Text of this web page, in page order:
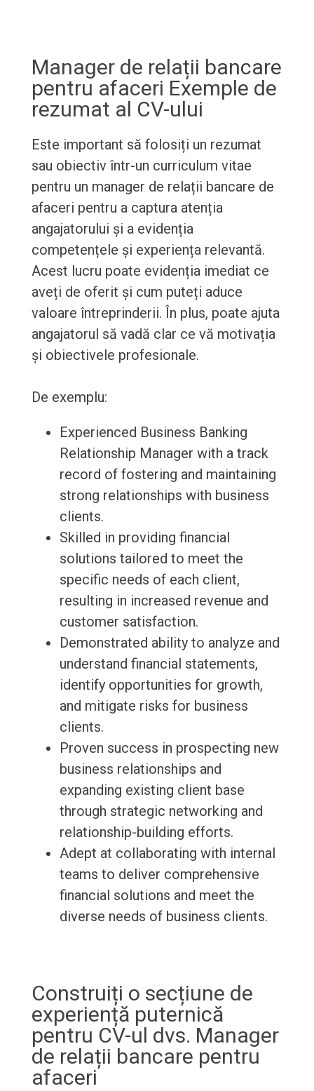
Manager de relații bancare
pentru afaceri Exemple de
rezumat al CV-ului
Este important să folosiți un rezumat
sau obiectiv într-un curriculum vitae
pentru un manager de relații bancare de
afaceri pentru a captura atenția
angajatorului și a evidenția
competențele și experiența relevantă.
Acest lucru poate evidenția imediat ce
aveți de oferit și cum puteți aduce
valoare întreprinderii. În plus, poate ajuta
angajatorul să vadă clar ce vă motivația
și obiectivele profesionale.
De exemplu:
Experienced Business Banking
Relationship Manager with a track
record of fostering and maintaining
strong relationships with business
clients.
Skilled in providing financial
solutions tailored to meet the
specific needs of each client,
resulting in increased revenue and
customer satisfaction.
Demonstrated ability to analyze and
understand financial statements,
identify opportunities for growth,
and mitigate risks for business
clients.
Proven success in prospecting new
business relationships and
expanding existing client base
through strategic networking and
relationship-building efforts.
Adept at collaborating with internal
teams to deliver comprehensive
financial solutions and meet the
diverse needs of business clients.
Construiți o secțiune de
experiență puternică
pentru CV-ul dvs. Manager
de relații bancare pentru
afaceri